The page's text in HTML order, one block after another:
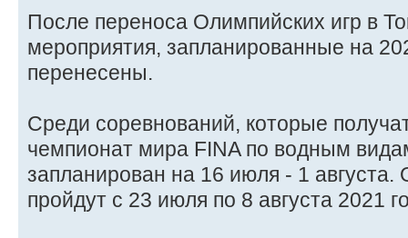
После переноса Олимпийских игр в
мероприятия, запланированные на
перенесены.
Среди соревнований, которые
чемпионат мира FINA по водным
запланирован на 16 июля - 1 августа.
пройдут с 23 июля по 8 августа 2021